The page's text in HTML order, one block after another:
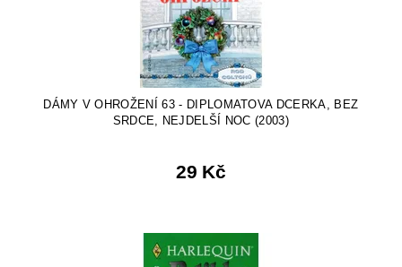
DÁMY V OHROŽENÍ 63 - DIPLOMATOVA DCERKA, BEZ
SRDCE, NEJDELŠÍ NOC (2003)
29 Kč